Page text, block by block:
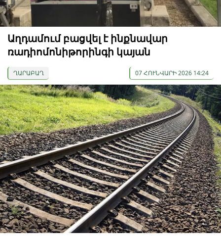
Աղդամում բացվել է ինքնավար
ռադիոմոնիթորինգի կայան
ՂԱՐԱԲԱՂ 07 ՀՈՒՆՎԱՐԻ 2026 14:24